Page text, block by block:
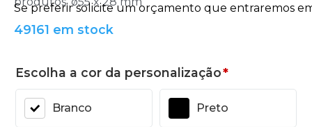
49161 em stock
Escolha a cor da personalização*
Branco Preto